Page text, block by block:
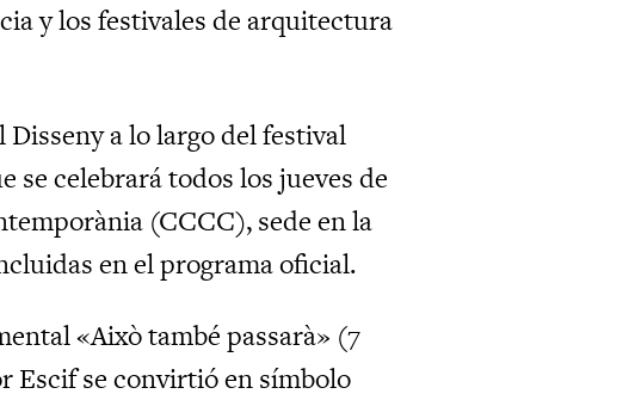
y los festivales de arquitectura
a lo largo del festival
se celebrará todos los jueves de
(CCCC), sede en la
en el programa oficial.
«Això també passarà» (7
Escif se convirtió en símbolo